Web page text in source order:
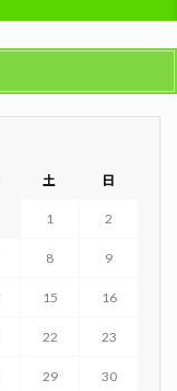
土 日
1 2
8 9
15 16
22 23
29 30